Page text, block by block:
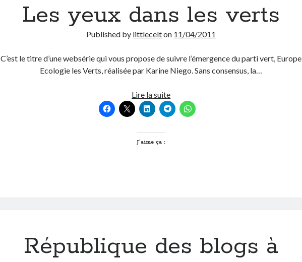
Les yeux dans les verts
Published by littlecelton 11/04/2011
C’est le titre d’une websérie qui vous propose de suivre l’émergence du parti vert, Europe
Ecologie les Verts, réalisée par Karine Niego. Sans consensus, la…
Lire la suiteLes
yeux
dans
J’aime ça :
République des blogs à